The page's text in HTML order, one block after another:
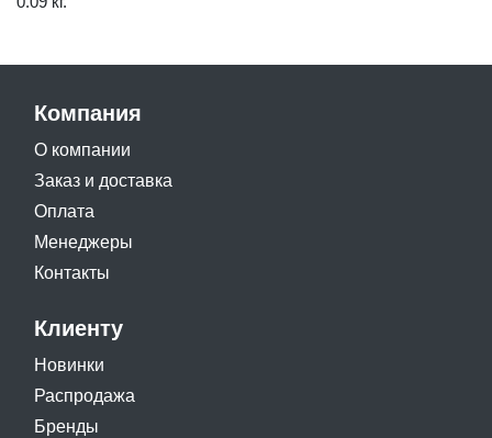
Компания
О компании
Заказ и доставка
Оплата
Менеджеры
Контакты
Клиенту
Новинки
Распродажа
Бренды